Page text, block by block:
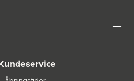
Kundeservice